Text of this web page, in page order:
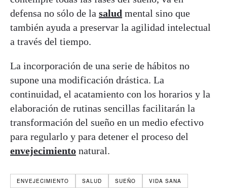
defensa no sólo de la salud mental sino que
también ayuda a preservar la agilidad intelectual
a través del tiempo.
La incorporación de una serie de hábitos no
supone una modificación drástica. La
continuidad, el acatamiento con los horarios y la
elaboración de rutinas sencillas facilitarán la
transformación del sueño en un medio efectivo
para regularlo y para detener el proceso del
envejecimiento natural.
ENVEJECIMIENTO SALUD SUEÑO VIDA SANA